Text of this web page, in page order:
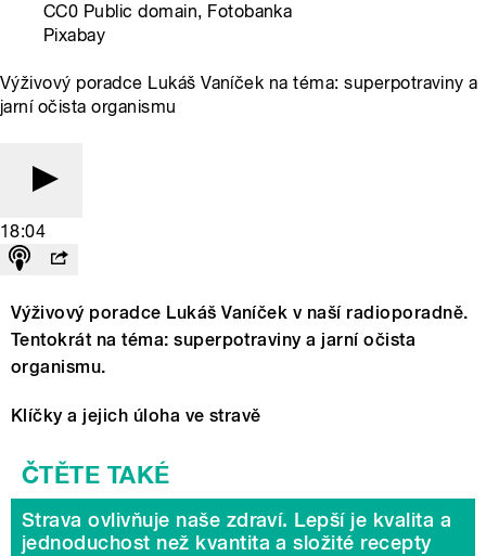
CC0 Public domain, Fotobanka
Pixabay
Výživový poradce Lukáš Vaníček na téma: superpotraviny a
jarní očista organismu
18:04
Výživový poradce Lukáš Vaníček v naší radioporadně.
Tentokrát na téma: superpotraviny a jarní očista
organismu.
Klíčky a jejich úloha ve stravě
Strava ovlivňuje naše zdraví. Lepší je kvalita a
jednoduchost než kvantita a složité recepty